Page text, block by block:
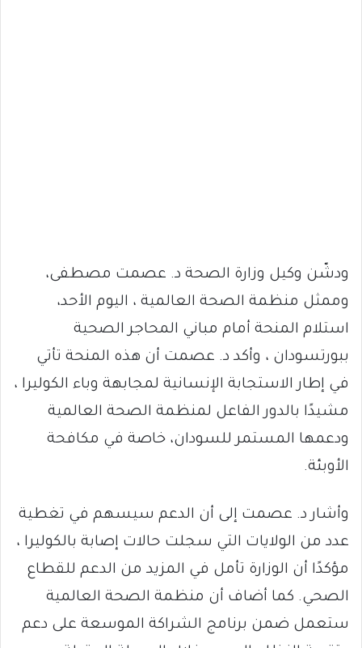
ودشّن وكيل وزارة الصحة د. عصمت مصطفى،
وممثل منظمة الصحة العالمية ، اليوم الأحد،
استلام المنحة أمام مباني المحاجر الصحية
ببورتسودان ، وأكد د. عصمت أن هذه المنحة تأتي
في إطار الاستجابة الإنسانية لمجابهة وباء الكوليرا ،
مشيدًا بالدور الفاعل لمنظمة الصحة العالمية
ودعمها المستمر للسودان، خاصة في مكافحة
الأوبئة.
وأشار د. عصمت إلى أن الدعم سيسهم في تغطية
عدد من الولايات التي سجلت حالات إصابة بالكوليرا ،
مؤكدًا أن الوزارة تأمل في المزيد من الدعم للقطاع
الصحي. كما أضاف أن منظمة الصحة العالمية
ستعمل ضمن برنامج الشراكة الموسعة على دعم